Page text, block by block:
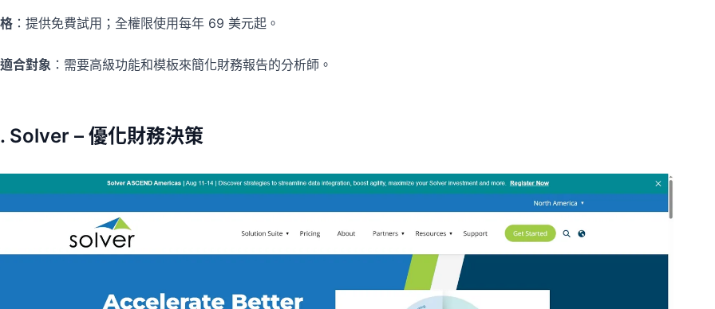
：提供免費試用；全權限使用每年 69 美元起。
合對象 ：需要高級功能和模板來簡化財務報告的分析師。
Solver – 優化財務決策